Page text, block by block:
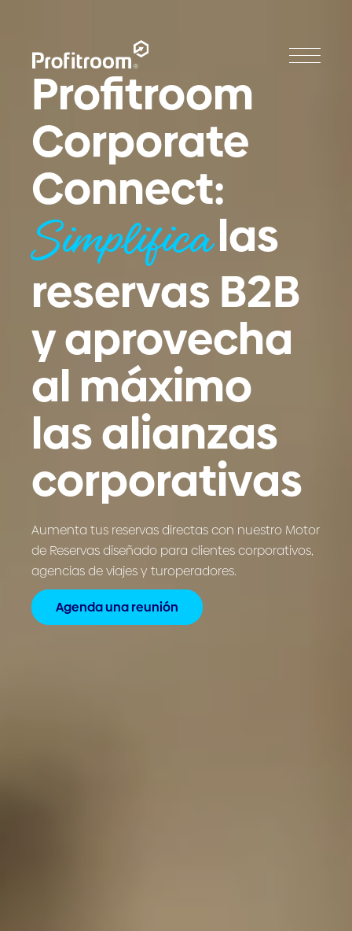
Profitroom
Corporate
Connect:
Simplificalas
reservas B2B
y aprovecha
al máximo
las alianzas
corporativas
Aumenta tus reservas directas con nuestro Motor
de Reservas diseñado para clientes corporativos,
agencias de viajes y turoperadores.
Agenda una reunión